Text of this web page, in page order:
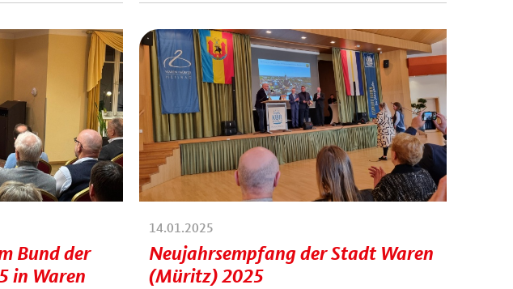
Bund der
in Waren
14.01.2025
Neujahrsempfang der Stadt Waren
(Müritz) 2025